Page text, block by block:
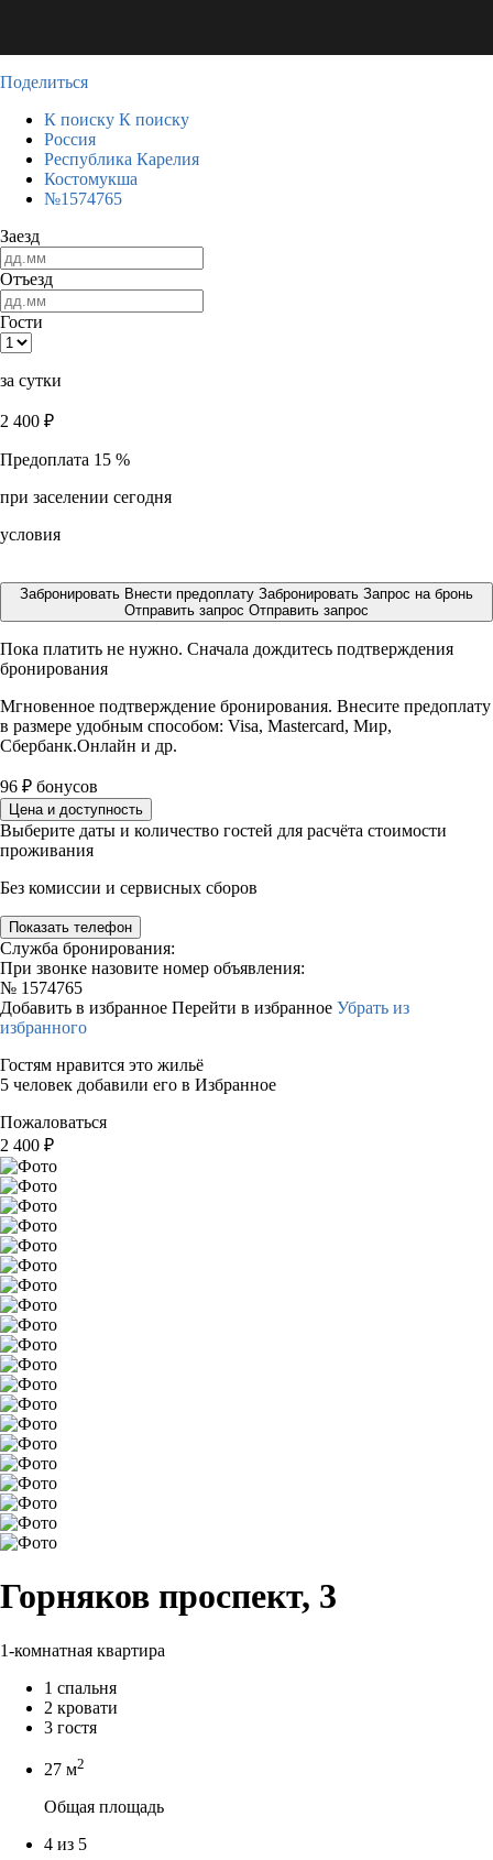
Поделиться
К поиску К поиску
Россия
Республика Карелия
Костомукша
№1574765
Заезд
Отъезд
Гости
за сутки
2 400 ₽
Предоплата 15 %
при заселении сегодня
условия
Забронировать Внести предоплату Забронировать Запрос на бронь
Отправить запрос Отправить запрос
Пока платить не нужно. Сначала дождитесь подтверждения
бронирования
Мгновенное подтверждение бронирования. Внесите предоплату
в размере удобным способом: Visa, Mastercard, Мир,
Сбербанк.Онлайн и др.
96 ₽ бонусов
Цена и доступность
Выберите даты и количество гостей для расчёта стоимости
проживания
Без комиссии и сервисных сборов
Показать телефон
Служба бронирования:
При звонке назовите номер объявления:
№ 1574765
Добавить в избранное Перейти в избранное Убрать из
избранного
Гостям нравится это жильё
5 человек добавили его в Избранное
Пожаловаться
2 400 ₽
Горняков проспект, 3
1-комнатная квартира
1 спальня
2 кровати
3 гостя
27 м2
Общая площадь
4 из 5